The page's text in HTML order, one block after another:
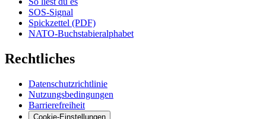
SOS-Signal
Spickzettel (PDF)
NATO-Buchstabieralphabet
Rechtliches
Datenschutzrichtlinie
Nutzungsbedingungen
Barrierefreiheit
Cookie-Einstellungen